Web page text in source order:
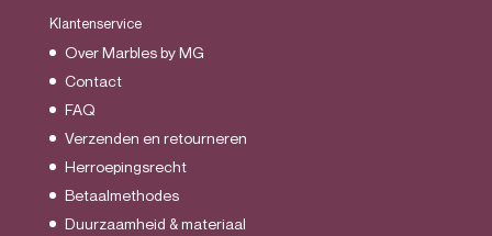
Klantenservice
Over Marbles by MG
Contact
FAQ
Verzenden en retourneren
Herroepingsrecht
Betaalmethodes
Duurzaamheid & materiaal